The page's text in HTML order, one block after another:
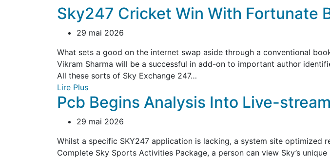
Sky247 Cricket Win With Fortunate
29 mai 2026
What sets a good on the internet swap aside through a conventional
Vikram Sharma will be a successful in add-on to important author
All these sorts of Sky Exchange 247…
Lire Plus
Pcb Begins Analysis Into Live-
29 mai 2026
Whilst a specific SKY247 application is lacking, a system site
Complete Sky Sports Activities Package, a person can view Sky’s